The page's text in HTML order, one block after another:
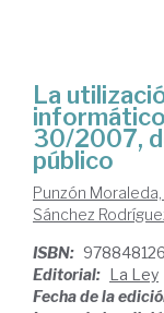
La
30/2007,
público
Punzón
Sánchez
ISBN:
Editorial: La Ley
Fecha de la